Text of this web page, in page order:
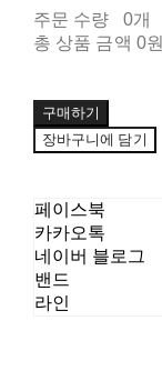
주문 수량
0개
총 상품 금액 0원
구매하기
장바구니에 담기
페이스북
카카오톡
네이버 블로그
밴드
라인